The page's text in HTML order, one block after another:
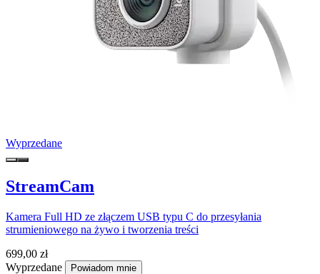
Wyprzedane
StreamCam
Kamera Full HD ze złączem USB typu C do przesyłania
strumieniowego na żywo i tworzenia treści
699,00 zł
Wyprzedane
Powiadom mnie